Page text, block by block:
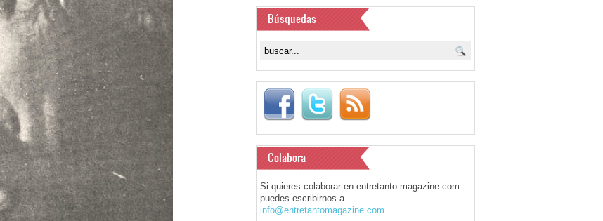
Búsquedas
Colabora
Si quieres colaborar en entretanto magazine.com
puedes escribirnos a
info@entretantomagazine.com